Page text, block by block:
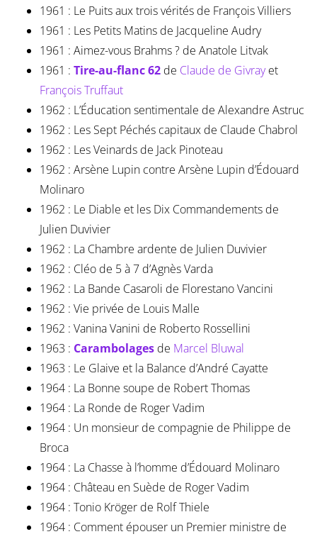
1961 : Le Puits aux trois vérités de François Villiers
1961 : Les Petits Matins de Jacqueline Audry
1961 : Aimez-vous Brahms ? de Anatole Litvak
1961 : Tire-au-flanc 62de Claude de Givrayet
François Truffaut
1962 : L’Éducation sentimentale de Alexandre Astruc
1962 : Les Sept Péchés capitaux de Claude Chabrol
1962 : Les Veinards de Jack Pinoteau
1962 : Arsène Lupin contre Arsène Lupin d’Édouard
Molinaro
1962 : Le Diable et les Dix Commandements de
Julien Duvivier
1962 : La Chambre ardente de Julien Duvivier
1962 : Cléo de 5 à 7 d’Agnès Varda
1962 : La Bande Casaroli de Florestano Vancini
1962 : Vie privée de Louis Malle
1962 : Vanina Vanini de Roberto Rossellini
1963 : Carambolagesde Marcel Bluwal
1963 : Le Glaive et la Balance d’André Cayatte
1964 : La Bonne soupe de Robert Thomas
1964 : La Ronde de Roger Vadim
1964 : Un monsieur de compagnie de Philippe de
Broca
1964 : La Chasse à l’homme d’Édouard Molinaro
1964 : Château en Suède de Roger Vadim
1964 : Tonio Kröger de Rolf Thiele
1964 : Comment épouser un Premier ministre de